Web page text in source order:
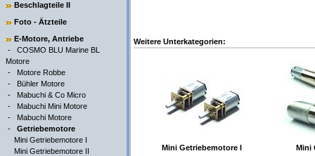
Beschlagteile II
Foto - Ätzteile
E-Motore, Antriebe
- COSMO BLU Marine BL
Motore
- Motore Robbe
- Bühler Motore
- Mabuchi & Co Micro
- Mabuchi Mini Motore
- Mabuchi Motore
- Getriebemotore
Mini Getriebemotore I
Mini Getriebemotore II
Weitere Unterkategorien:
Mini Getriebemotore I Mini